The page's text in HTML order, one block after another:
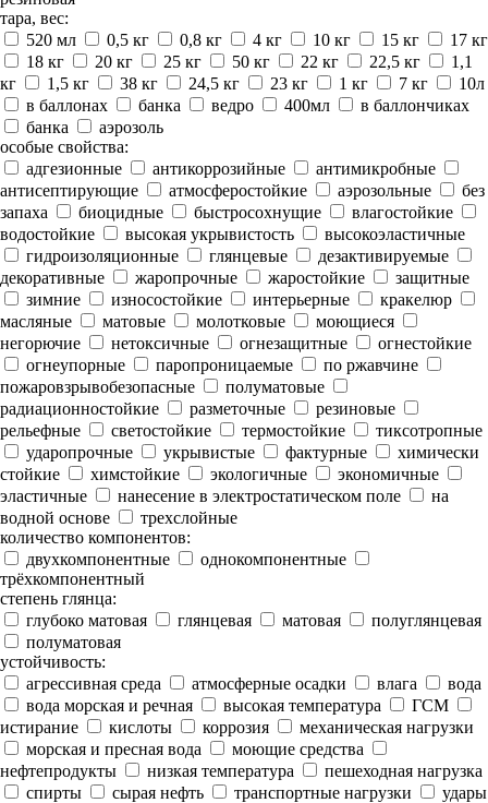
тара, вес:
520 мл
0,5 кг 0,8 кг 4 кг 10 кг 15 кг
17 кг
18 кг
20 кг 25 кг 50 кг 22 кг 22,5 кг
1,1
кг
1,5 кг 38 кг 24,5 кг 23 кг 1 кг 7 кг
10л
в баллонах
банка ведро 400мл
в баллончиках
банка
аэрозоль
особые свойства:
адгезионные
антикоррозийные
антимикробные
антисептирующие
атмосферостойкие аэрозольные
без
запаха
биоцидные быстросохнущие
влагостойкие
водостойкие
высокая укрывистость
высокоэластичные
гидроизоляционные
глянцевые
дезактивируемые
декоративные
жаропрочные жаростойкие
защитные
зимние
износостойкие интерьерные
кракелюр
масляные
матовые молотковые
моющиеся
негорючие
нетоксичные огнезащитные
огнестойкие
огнеупорные
паропроницаемые
по ржавчине
пожаровзрывобезопасные
полуматовые
радиационностойкие
разметочные
резиновые
рельефные
светостойкие термостойкие
тиксотропные
ударопрочные
укрывистые фактурные
химически
стойкие
химстойкие экологичные
экономичные
эластичные
нанесение в электростатическом поле
на
водной основе
трехслойные
количество компонентов:
двухкомпонентные
однокомпонентные
трёхкомпонентный
степень глянца:
глубоко матовая
глянцевая матовая
полуглянцевая
полуматовая
устойчивость:
агрессивная среда
атмосферные осадки влага
вода
вода морская и речная
высокая температура
ГСМ
истирание
кислоты коррозия
механическая нагрузки
морская и пресная вода
моющие средства
нефтепродукты
низкая температура
пешеходная нагрузка
спирты
сырая нефть транспортные нагрузки
удары